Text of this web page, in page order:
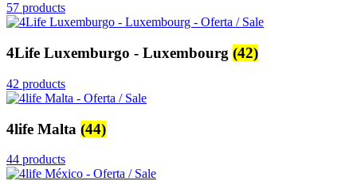
57 products
4Life Luxemburgo - Luxembourg (42)
42 products
4life Malta (44)
44 products